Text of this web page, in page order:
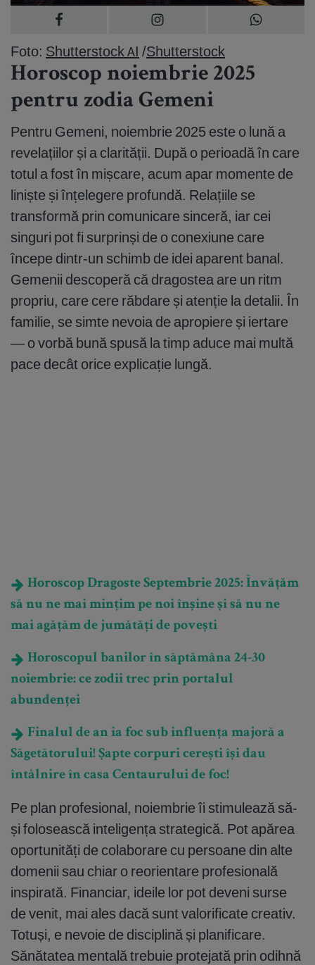
Foto: Shutterstock AI /Shutterstock
Horoscop noiembrie 2025
pentru zodia Gemeni
Pentru Gemeni, noiembrie 2025 este o lună a
revelațiilor și a clarității. După o perioadă în care
totul a fost în mișcare, acum apar momente de
liniște și înțelegere profundă. Relațiile se
transformă prin comunicare sinceră, iar cei
singuri pot fi surprinși de o conexiune care
începe dintr-un schimb de idei aparent banal.
Gemenii descoperă că dragostea are un ritm
propriu, care cere răbdare și atenție la detalii. În
familie, se simte nevoia de apropiere și iertare
— o vorbă bună spusă la timp aduce mai multă
pace decât orice explicație lungă.
Horoscop Dragoste Septembrie 2025: Învățăm
să nu ne mai mințim pe noi înșine și să nu ne
mai agățăm de jumătăți de povești
Horoscopul banilor în săptămâna 24-30
noiembrie: ce zodii trec prin portalul
abundenței
Finalul de an ia foc sub influența majoră a
Săgetătorului! Șapte corpuri cerești își dau
întâlnire în casa Centaurului de foc!
Pe plan profesional, noiembrie îi stimulează să-
și folosească inteligența strategică. Pot apărea
oportunități de colaborare cu persoane din alte
domenii sau chiar o reorientare profesională
inspirată. Financiar, ideile lor pot deveni surse
de venit, mai ales dacă sunt valorificate creativ.
Totuși, e nevoie de disciplină și planificare.
Sănătatea mentală trebuie protejată prin odihnă